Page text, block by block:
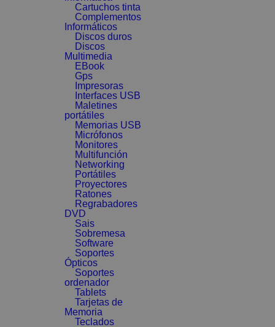
Cartuchos tinta
Complementos
Informáticos
Discos duros
Discos
Multimedia
EBook
Gps
Impresoras
Interfaces USB
Maletines
portátiles
Memorias USB
Micrófonos
Monitores
Multifunción
Networking
Portátiles
Proyectores
Ratones
Regrabadores
DVD
Sais
Sobremesa
Software
Soportes
Ópticos
Soportes
ordenador
Tablets
Tarjetas de
Memoria
Teclados